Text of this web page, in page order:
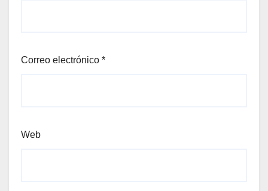
Correo electrónico *
Web